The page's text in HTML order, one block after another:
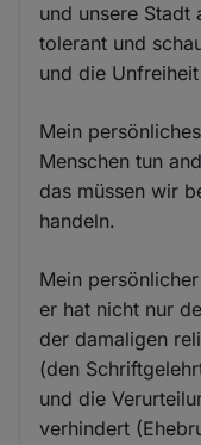
und unsere
tolerant und
und die
Mein
Menschen tun
das müssen wir
handeln.
Mein
er hat nicht nur
der damaligen
(den
und die
verhindert